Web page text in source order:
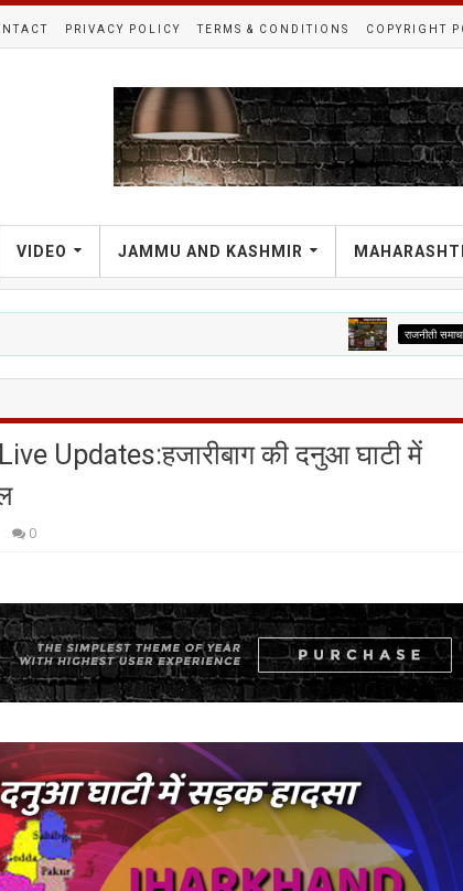
PRIVACY POLICY TERMS & CONDITIONS COPYRIGHT
VIDEO JAMMU AND KASHMIR
राजनीती समाचार मानसून
Updates:हजारीबाग की दनुआ घाटी में
0